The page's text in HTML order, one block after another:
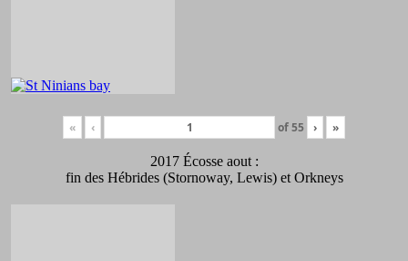
« ‹ of55 › »
2017 Écosse aout :
fin des Hébrides (Stornoway, Lewis) et Orkneys